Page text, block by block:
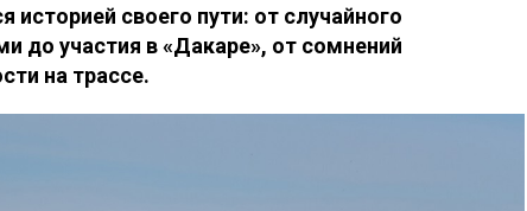
историей своего пути: от случайного
до участия в «Дакаре», от сомнений
на трассе.